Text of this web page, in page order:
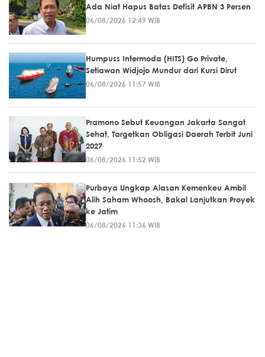
Ada Niat Hapus Batas Defisit APBN 3 Persen
06/08/2026 12:49 WIB
Humpuss Intermoda (HITS) Go Private,
Setiawan Widjojo Mundur dari Kursi Dirut
06/08/2026 11:57 WIB
Pramono Sebut Keuangan Jakarta Sangat
Sehat, Targetkan Obligasi Daerah Terbit Juni
2027
06/08/2026 11:52 WIB
Purbaya Ungkap Alasan Kemenkeu Ambil
Alih Saham Whoosh, Bakal Lanjutkan Proyek
ke Jatim
06/08/2026 11:36 WIB